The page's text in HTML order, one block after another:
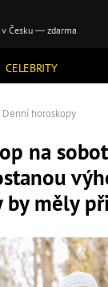
CELEBRITY
Denní horoskopy
na
by měly
Česku — zdarma